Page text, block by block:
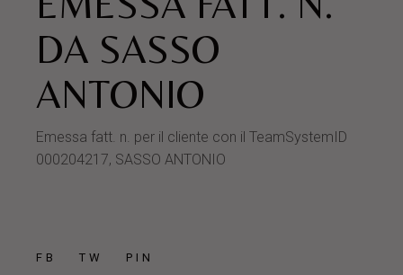
DA SASSO
ANTONIO
Emessa fatt. n. per il cliente con il TeamSystemID
000204217, SASSO ANTONIO
FB TW PIN